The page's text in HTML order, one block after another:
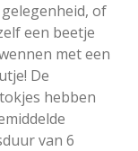
of
een beetje
met een
De
hebben
van 6